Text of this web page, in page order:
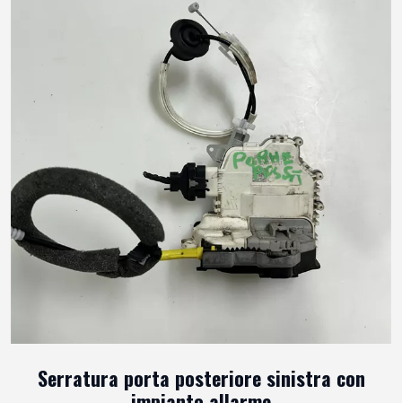
Serratura porta posteriore sinistra con